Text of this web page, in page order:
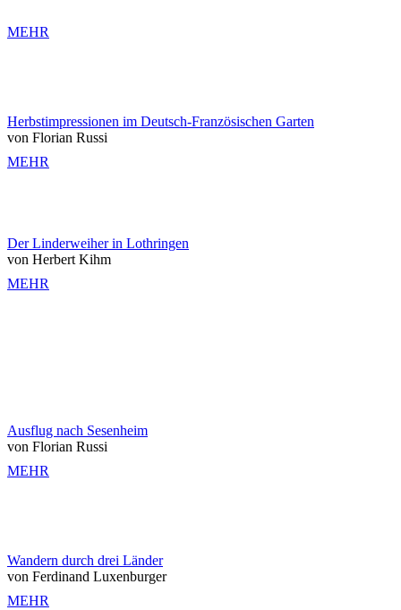
MEHR
Herbstimpressionen im Deutsch-Französischen Garten
von Florian Russi
MEHR
Der Linderweiher in Lothringen
von Herbert Kihm
MEHR
Ausflug nach Sesenheim
von Florian Russi
MEHR
Wandern durch drei Länder
von Ferdinand Luxenburger
MEHR